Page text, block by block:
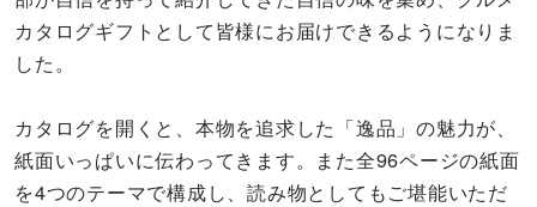
カタログギフトとして皆様にお届けできるようになりま
した。
カタログを開くと、本物を追求した「逸品」の魅力が、
紙面いっぱいに伝わってきます。また全96ページの紙面
を4つのテーマで構成し、読み物としてもご堪能いただ